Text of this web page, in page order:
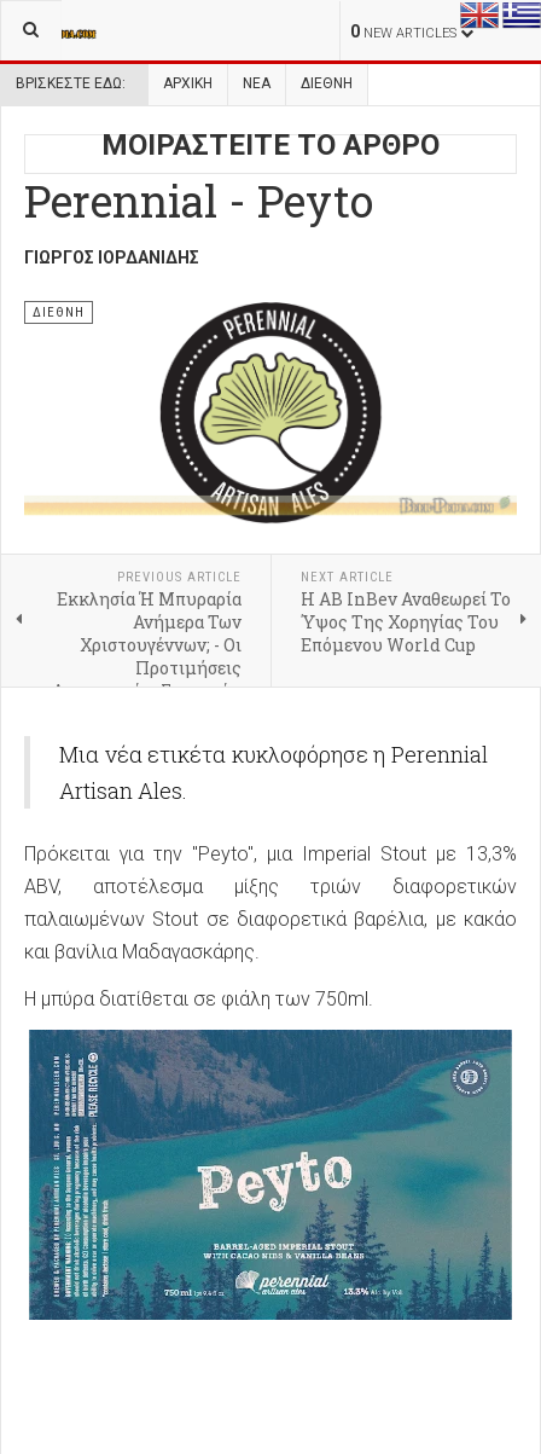
0 NEW ARTICLES
ΒΡΊΣΚΕΣΤΕ ΕΔΏ: ΑΡΧΙΚΉ ΝΕΑ ΔΙΕΘΝΗ
ΜΟΙΡΑΣΤΕΙΤΕ ΤΟ ΑΡΘΡΟ
Perennial - Peyto
ΓΙΏΡΓΟΣ ΙΟΡΔΑΝΊΔΗΣ
ΔΙΕΘΝΗ
PREVIOUS ARTICLE
Εκκλησία Ή Μπυραρία
Ανήμερα Των
Χριστουγέννων; - Οι
Προτιμήσεις
Αμερικανών, Γερμανών
NEXT ARTICLE
Η AB InBev Αναθεωρεί Το
Ύψος Της Χορηγίας Του
Επόμενου World Cup
Μια νέα ετικέτα κυκλοφόρησε η Perennial
Artisan Ales.
Πρόκειται για την "Peyto", μια Imperial Stout με 13,3%
ABV, αποτέλεσμα μίξης τριών διαφορετικών
παλαιωμένων Stout σε διαφορετικά βαρέλια, με κακάο
και βανίλια Μαδαγασκάρης.
Η μπύρα διατίθεται σε φιάλη των 750ml.